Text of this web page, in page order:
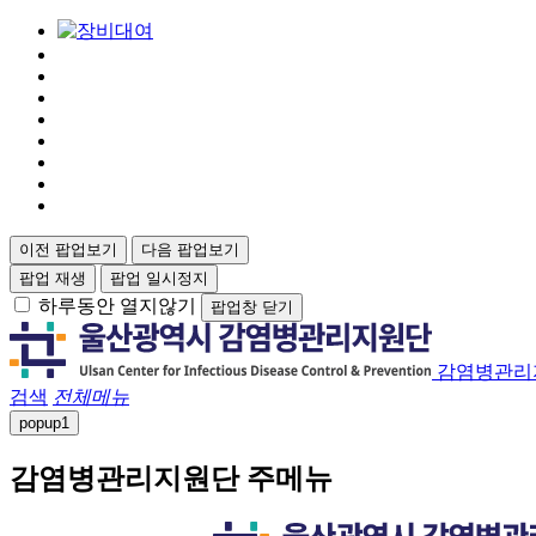
이전 팝업보기
다음 팝업보기
팝업 재생
팝업 일시정지
하루동안 열지않기 팝업창 닫기
감염병관
검색 전체메뉴
popup1
감염병관리지원단 주메뉴